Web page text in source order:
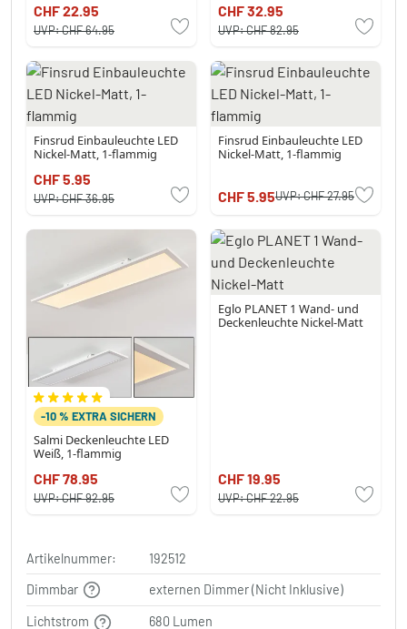
CHF 22.95
UVP:CHF 64.95
CHF 32.95
UVP:CHF 82.95
Finsrud Einbauleuchte LED
Nickel-Matt, 1-flammig
CHF 5.95
UVP:CHF 36.95
Finsrud Einbauleuchte LED
Nickel-Matt, 1-flammig
CHF 5.95UVP:CHF 27.95
-10 % EXTRA SICHERN
Salmi Deckenleuchte LED
Weiß, 1-flammig
CHF 78.95
UVP:CHF 92.95
Eglo PLANET 1 Wand- und
Deckenleuchte Nickel-Matt
CHF 19.95
UVP:CHF 22.95
Artikelnummer:
192512
Dimmbar
externen Dimmer (Nicht Inklusive)
Lichtstrom 680 Lumen